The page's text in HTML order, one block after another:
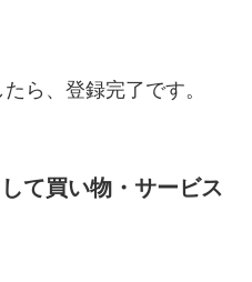
ら、登録完了です。
て買い物・サービス